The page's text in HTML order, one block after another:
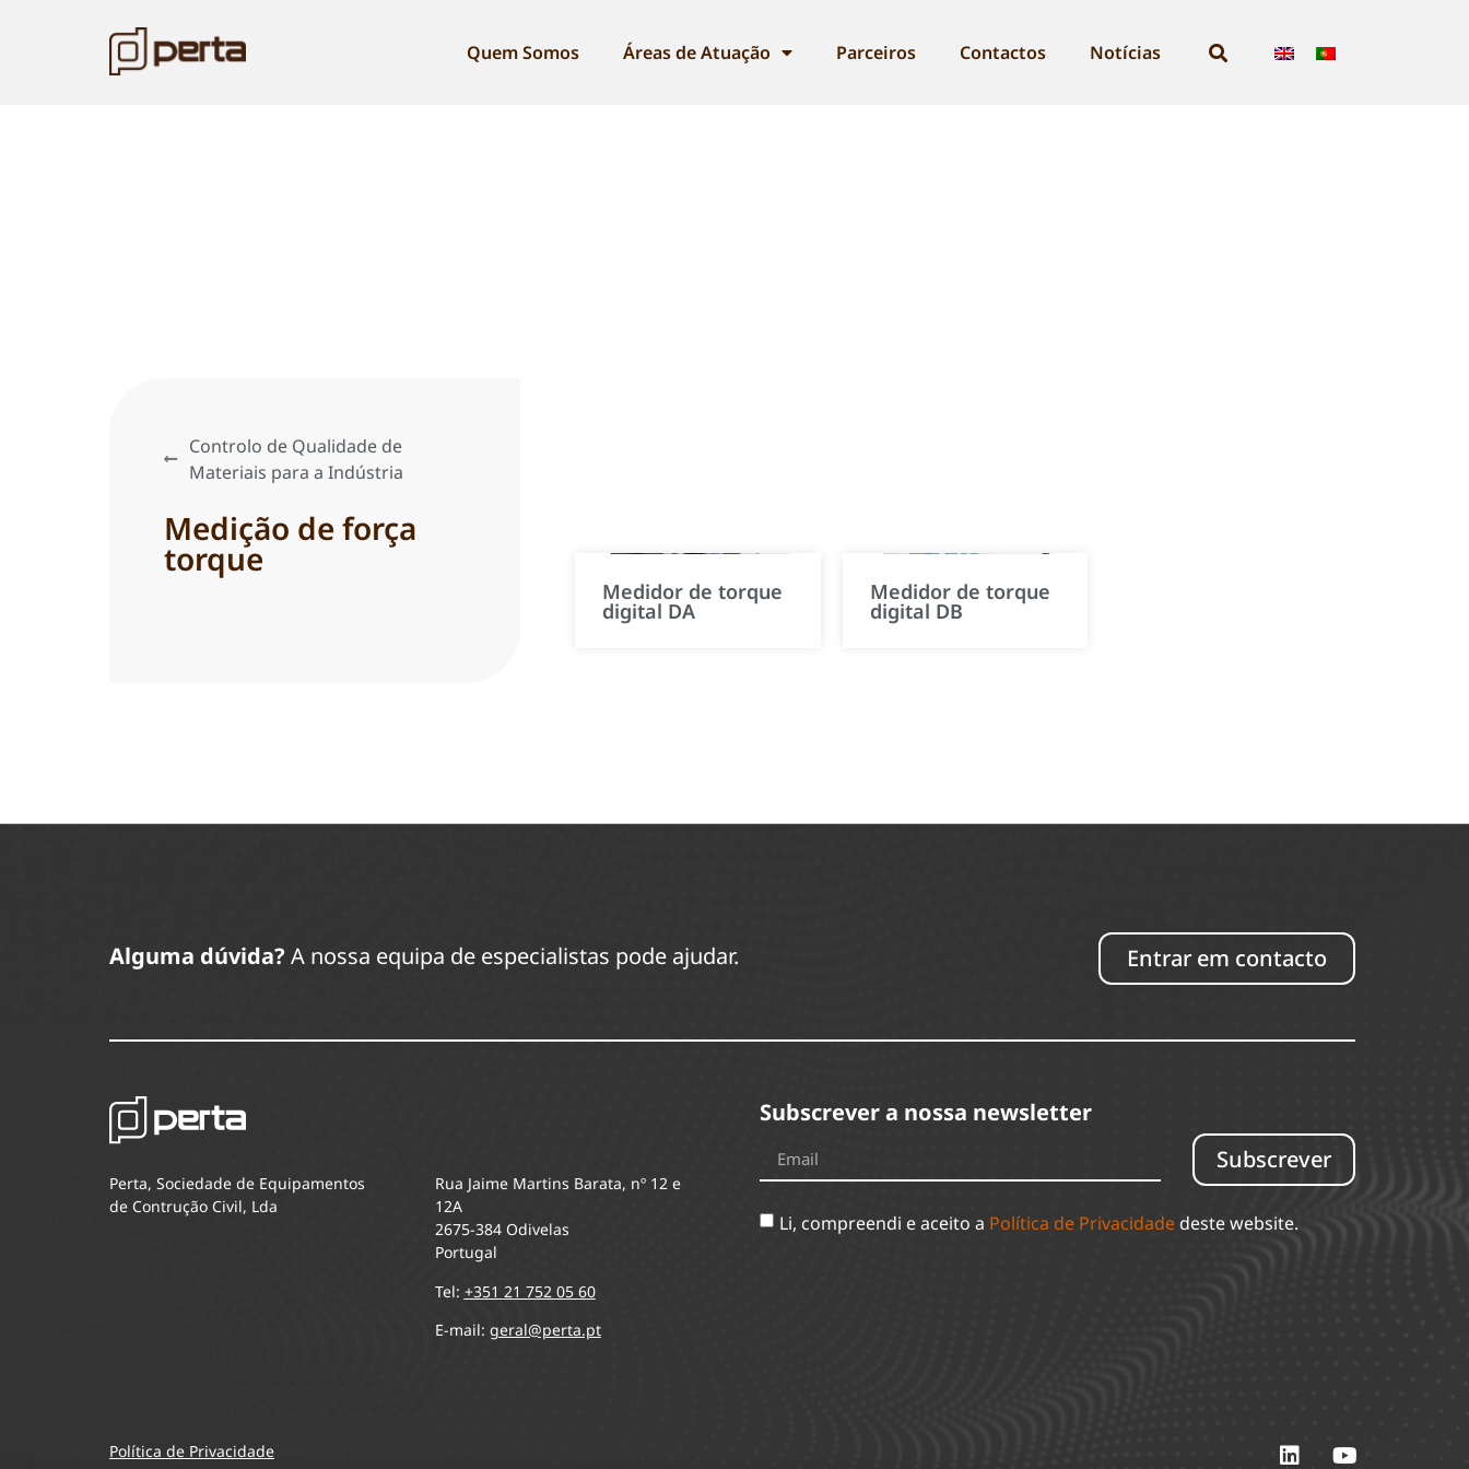
Quem Somos Áreas de Atuação Parceiros Contactos Notícias
Controlo de Qualidade de
Materiais para a Indústria
Medição de força
torque
Medidor de torque
digital DA
Medidor de torque
digital DB
Alguma dúvida? A nossa equipa de especialistas pode ajudar. Entrar em contacto
Perta, Sociedade de Equipamentos
de Contrução Civil, Lda
Rua Jaime Martins Barata, nº 12 e
12A
2675-384 Odivelas
Portugal
Tel: +351 21 752 05 60
E-mail: geral@perta.pt
Subscrever a nossa newsletter
Li, compreendi e aceito a Política de Privacidadedeste website.
Subscrever
Política de Privacidade